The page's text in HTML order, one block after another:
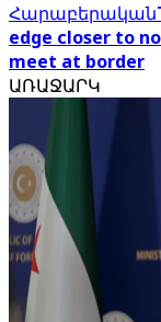
Հարաբերական
edge closer to
meet at border
ԱՌԱՋԱՐԿ